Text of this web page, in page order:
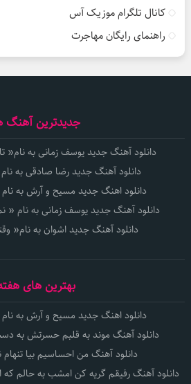
کانال تلگرام موزیک آس
راهنمای رایگان مهاجرت
جدیدترین آهنگ
دانلود آهنگ جدید یوسف زمانی به نام«
دانلود آهنگ جدید رضا صادقی به
دانلود اهنگ جدید مسیح و آرش به
دانلود آهنگ جدید یوسف زمانی به نام
دانلود آهنگ جدید اشوان به نام«
بهترین های
دانلود اهنگ جدید مسیح و آرش به
دانلود آهنگ موند به قلبم حسرتش به
دانلود آهنگ من احساسیم بیا
دانلود آهنگ رفیقم گریه کن امشب به حالم که